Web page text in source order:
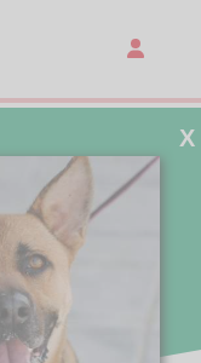
X